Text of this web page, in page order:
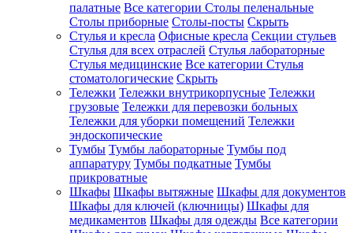
палатные Все категории Столы пеленальные
Столы приборные Столы-посты Скрыть
Стулья и кресла Офисные кресла Секции стульев
Стулья для всех отраслей Стулья лабораторные
Стулья медицинские Все категории Стулья
стоматологические Скрыть
Тележки Тележки внутрикорпусные Тележки
грузовые Тележки для перевозки больных
Тележки для уборки помещений Тележки
эндоскопические
Тумбы Тумбы лабораторные Тумбы под
аппаратуру Тумбы подкатные Тумбы
прикроватные
Шкафы Шкафы вытяжные Шкафы для документов
Шкафы для ключей (ключницы) Шкафы для
медикаментов Шкафы для одежды Все категории